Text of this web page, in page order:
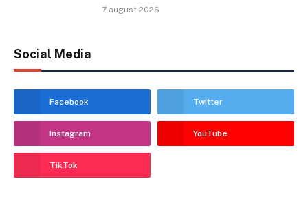
7 august 2026
Social Media
Facebook Twitter
Instagram YouTube
TikTok